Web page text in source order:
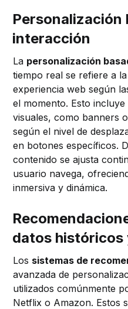
Personalización
interacción
La personalización
tiempo real se refiere a
experiencia web según
el momento. Esto
visuales, como banners
según el nivel de
en botones específicos.
contenido se ajusta
usuario navega,
inmersiva y dinámica.
datos históricos
Los sistemas de
avanzada de
utilizados comúnmente
Netflix o Amazon. Estos